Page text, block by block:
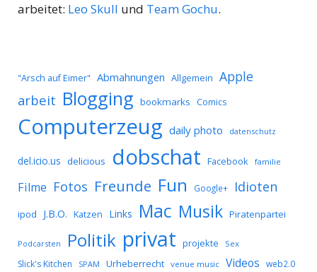
arbeitet: Leo Skull und Team Gochu.
"Arsch auf Eimer" Abmahnungen Allgemein Apple
arbeit Blogging bookmarks Comics
Computerzeug daily photo datenschutz
del.icio.us delicious dobschat Facebook familie
Filme Fotos Freunde Fun Google+ Idioten
ipod J.B.O. Katzen Links Mac Musik Piratenpartei
Podcarsten Politik privat projekte Sex
Slick's Kitchen SPAM Urheberrecht venue music Videos web2.0